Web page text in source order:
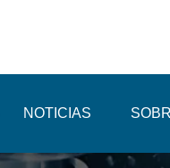
NOTICIAS